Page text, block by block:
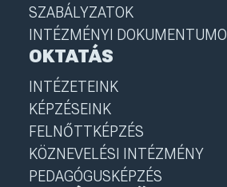
SZABÁLYZATOK
INTÉZMÉNYI
OKTATÁS
INTÉZETEINK
KÉPZÉSEINK
FELNŐTTKÉPZÉS
KÖZNEVELÉSI INTÉZMÉNY
PEDAGÓGUSKÉPZÉS